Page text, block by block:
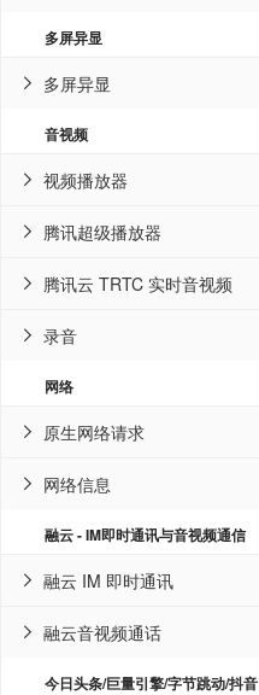
多屏异显
多屏异显

音视频
视频播放器

腾讯超级播放器

腾讯云 TRTC 实时音视频

录音

网络
原生网络请求

网络信息

融云 - IM即时通讯与音视频通信
融云 IM 即时通讯

融云音视频通话

今日头条/巨量引擎/字节跳动/抖音